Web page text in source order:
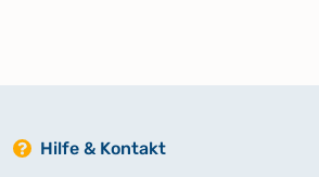
Hilfe & Kontakt